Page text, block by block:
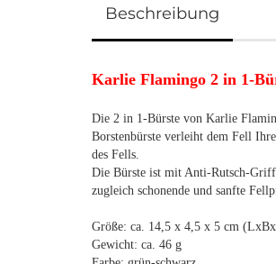
Beschreibung
Karlie Flamingo 2 in 1-
Die 2 in 1-Bürste von Karlie
Borstenbürste verleiht dem Fell
des Fells.
Die Bürste ist mit Anti-Rutsch-
zugleich schonende und sanfte
Größe: ca. 14,5 x 4,5 x 5 cm
Gewicht: ca. 46 g